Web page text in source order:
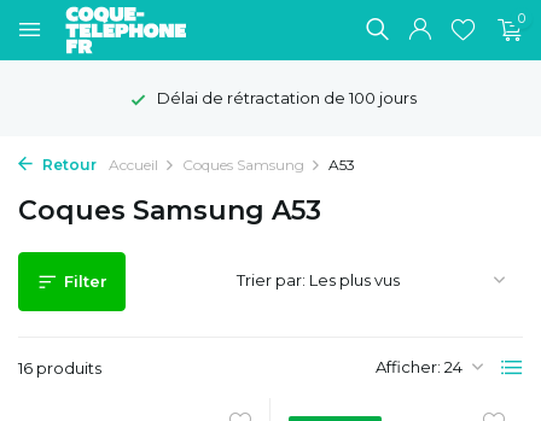
0
Délai de rétractation de 100 jours
Retour Accueil Coques Samsung A53
Coques Samsung A53
Filter
16 produits Afficher:
Trier par: